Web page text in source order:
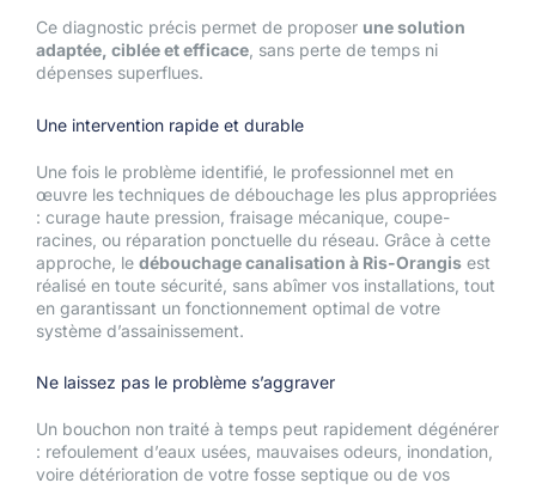
Ce diagnostic précis permet de proposer une solution
adaptée, ciblée et efficace , sans perte de temps ni
dépenses superflues.
Une intervention rapide et durable
Une fois le problème identifié, le professionnel met en
œuvre les techniques de débouchage les plus appropriées
: curage haute pression, fraisage mécanique, coupe-
racines, ou réparation ponctuelle du réseau. Grâce à cette
approche, le débouchage canalisation à Ris-Orangis est
réalisé en toute sécurité, sans abîmer vos installations, tout
en garantissant un fonctionnement optimal de votre
système d’assainissement.
Ne laissez pas le problème s’aggraver
Un bouchon non traité à temps peut rapidement dégénérer
: refoulement d’eaux usées, mauvaises odeurs, inondation,
voire détérioration de votre fosse septique ou de vos